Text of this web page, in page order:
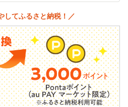
してふるさと納税！／